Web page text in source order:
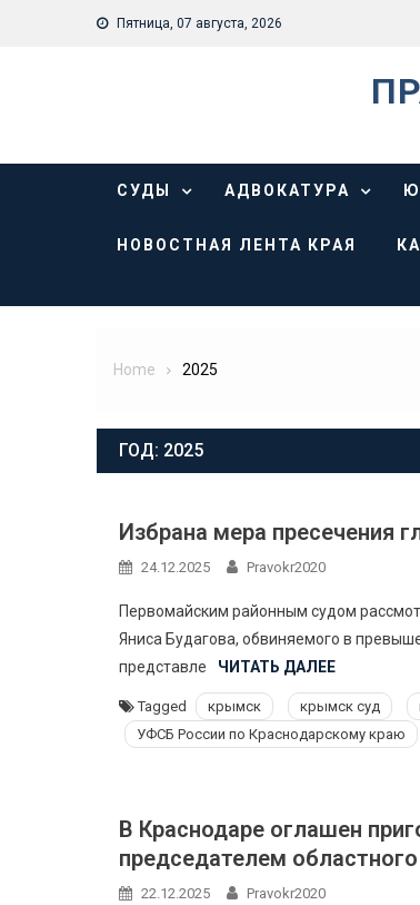
Пятница, 07 августа, 2026
СУДЫ АДВОКАТУРА
НОВОСТНАЯ ЛЕНТА КРАЯ
Home 2025
ГОД: 2025
Избрана мера пресечения
24.12.2025 Pravokr2020
Первомайским районным судом
Яниса Будагова, обвиняемого в
представле
ЧИТАТЬ ДАЛЕЕ
Tagged крымск крымск суд
УФСБ России по Краснодарскому краю
В Краснодаре оглашен
председателем
22.12.2025 Pravokr2020